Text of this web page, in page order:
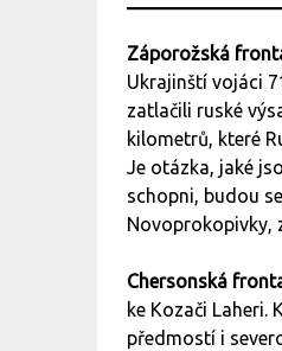
Záporožská
Ukrajinští vojáci
zatlačili ruské
kilometrů, které
Je otázka, jaké
schopni, budou
Novoprokopivky,
Chersonská
ke Kozači Laheri.
předmostí i